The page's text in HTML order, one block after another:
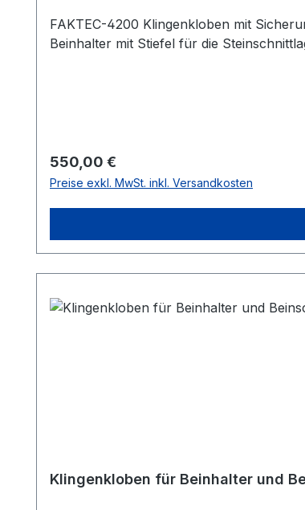
FAKTEC-4200 Klingenkloben mit
Beinhalter mit Stiefel für die
Regulärer Preis:
550,00 €
Preise exkl. MwSt. inkl. Versandkosten
Klingenkloben für Beinhalter und